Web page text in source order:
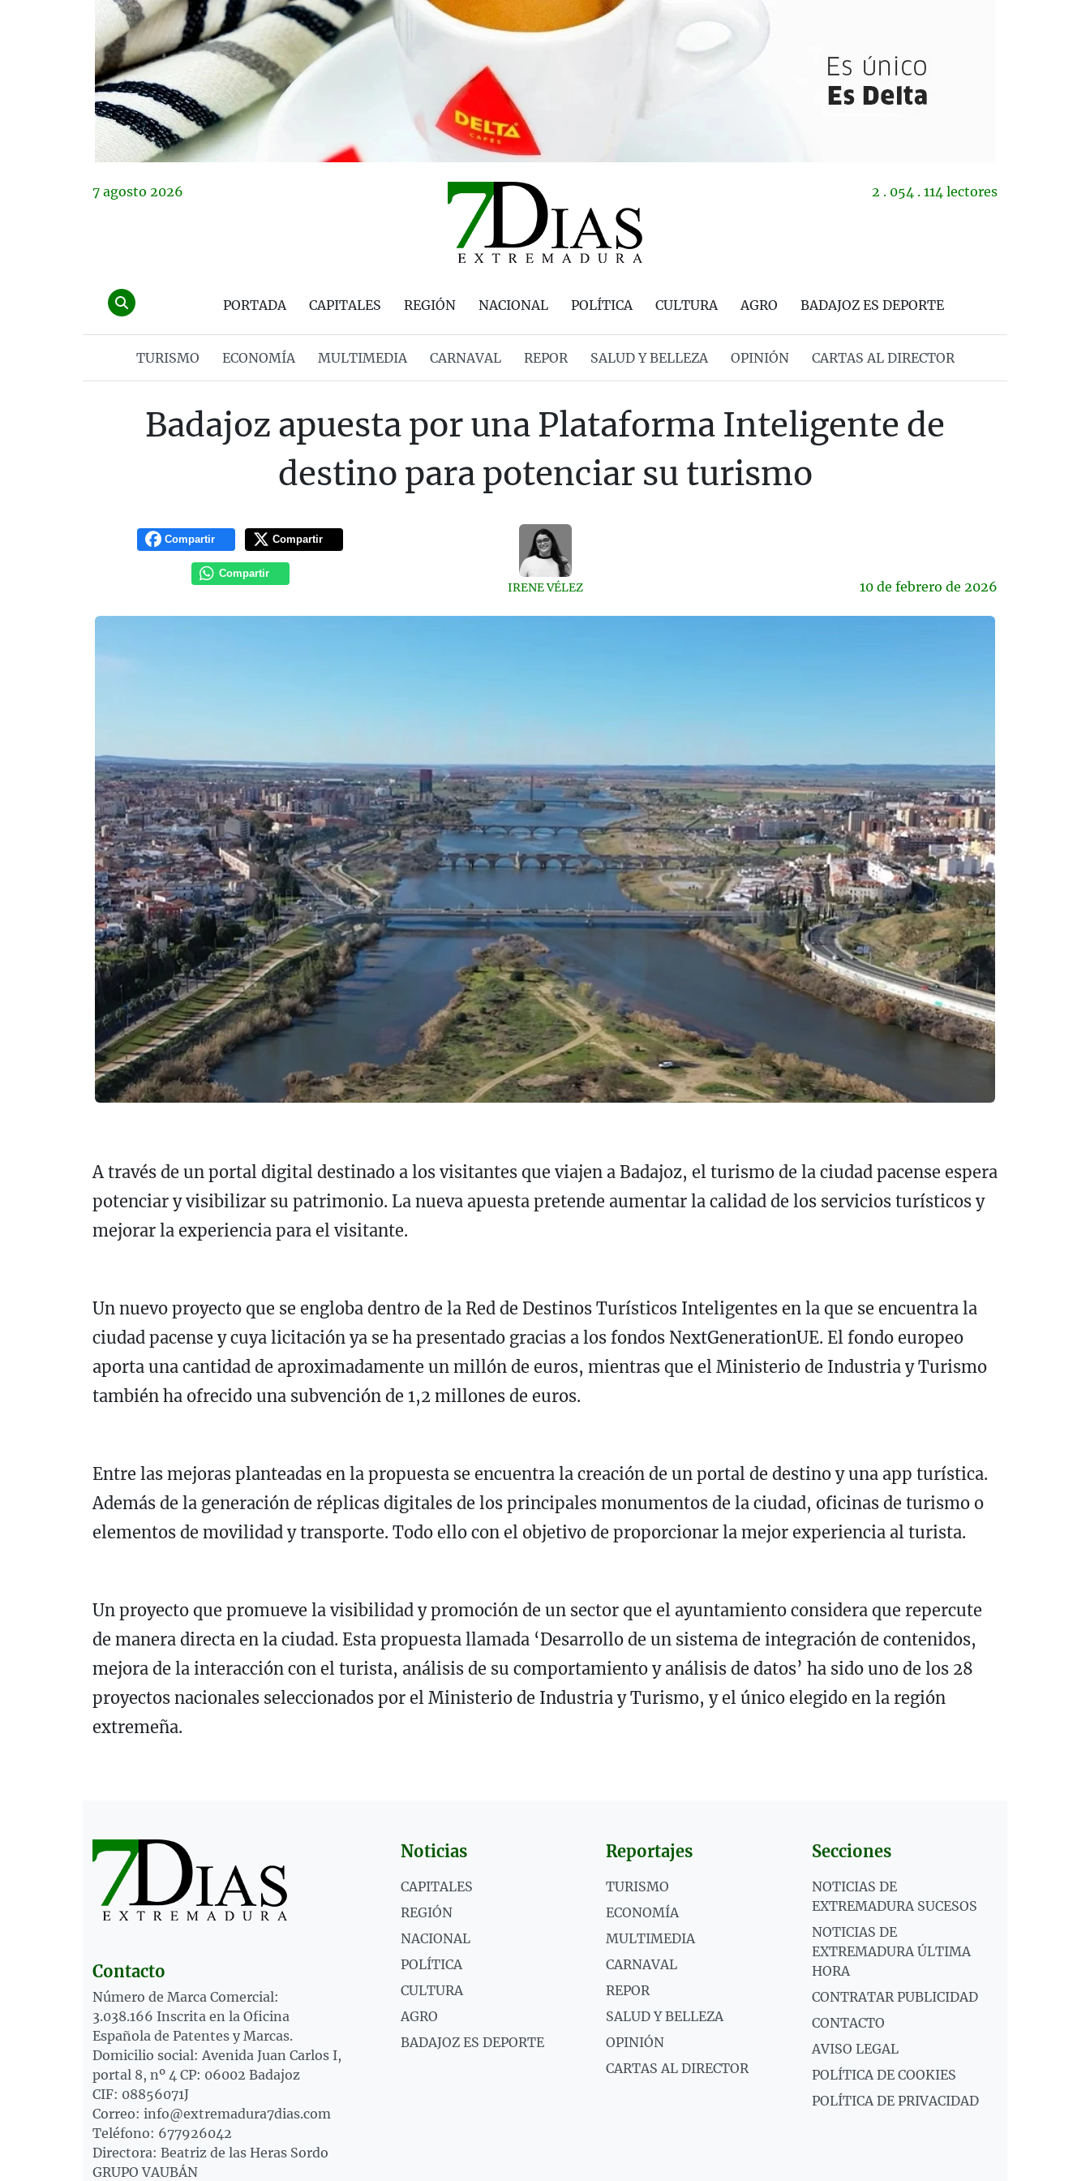
7 agosto 2026 2 . 054 . 114 lectores
PORTADA CAPITALES REGIÓN NACIONAL POLÍTICA CULTURA AGRO BADAJOZ ES DEPORTE
TURISMO ECONOMÍA MULTIMEDIA CARNAVAL REPOR SALUD Y BELLEZA OPINIÓN CARTAS AL DIRECTOR
Badajoz apuesta por una Plataforma Inteligente de
destino para potenciar su turismo
Compartir Compartir
Compartir
IRENE VÉLEZ 10 de febrero de 2026
A través de un portal digital destinado a los visitantes que viajen a Badajoz, el turismo de la ciudad pacense espera
potenciar y visibilizar su patrimonio. La nueva apuesta pretende aumentar la calidad de los servicios turísticos y
mejorar la experiencia para el visitante.
Un nuevo proyecto que se engloba dentro de la Red de Destinos Turísticos Inteligentes en la que se encuentra la
ciudad pacense y cuya licitación ya se ha presentado gracias a los fondos NextGenerationUE. El fondo europeo
aporta una cantidad de aproximadamente un millón de euros, mientras que el Ministerio de Industria y Turismo
también ha ofrecido una subvención de 1,2 millones de euros.
Entre las mejoras planteadas en la propuesta se encuentra la creación de un portal de destino y una app turística.
Además de la generación de réplicas digitales de los principales monumentos de la ciudad, oficinas de turismo o
elementos de movilidad y transporte. Todo ello con el objetivo de proporcionar la mejor experiencia al turista.
Un proyecto que promueve la visibilidad y promoción de un sector que el ayuntamiento considera que repercute
de manera directa en la ciudad. Esta propuesta llamada ‘Desarrollo de un sistema de integración de contenidos,
mejora de la interacción con el turista, análisis de su comportamiento y análisis de datos’ ha sido uno de los 28
proyectos nacionales seleccionados por el Ministerio de Industria y Turismo, y el único elegido en la región
extremeña.
Contacto
Número de Marca Comercial:
3.038.166 Inscrita en la Oficina
Española de Patentes y Marcas.
Domicilio social: Avenida Juan Carlos I,
portal 8, nº 4 CP: 06002 Badajoz
CIF: 08856071J
Correo: info@extremadura7dias.com
Teléfono: 677926042
Directora: Beatriz de las Heras Sordo
GRUPO VAUBÁN
Noticias
CAPITALES
REGIÓN
NACIONAL
POLÍTICA
CULTURA
AGRO
BADAJOZ ES DEPORTE
Reportajes
TURISMO
ECONOMÍA
MULTIMEDIA
CARNAVAL
REPOR
SALUD Y BELLEZA
OPINIÓN
CARTAS AL DIRECTOR
Secciones
NOTICIAS DE
EXTREMADURA SUCESOS
NOTICIAS DE
EXTREMADURA ÚLTIMA
HORA
CONTRATAR PUBLICIDAD
CONTACTO
AVISO LEGAL
POLÍTICA DE COOKIES
POLÍTICA DE PRIVACIDAD